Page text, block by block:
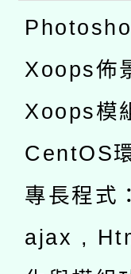
Xoops佈
Xoops模
CentOS
專長程
ajax ,